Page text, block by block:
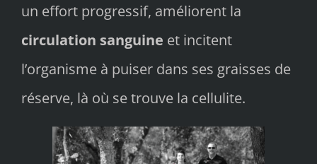
un effort progressif, améliorent la
circulation sanguine et incitent
l’organisme à puiser dans ses graisses de
réserve, là où se trouve la cellulite.